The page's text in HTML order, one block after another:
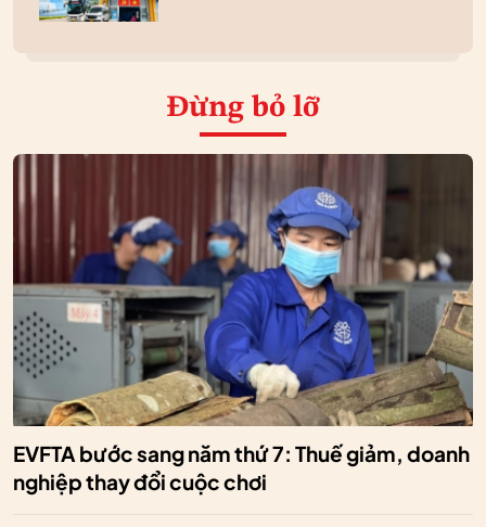
Đừng bỏ lỡ
EVFTA bước sang năm thứ 7: Thuế giảm, doanh
nghiệp thay đổi cuộc chơi